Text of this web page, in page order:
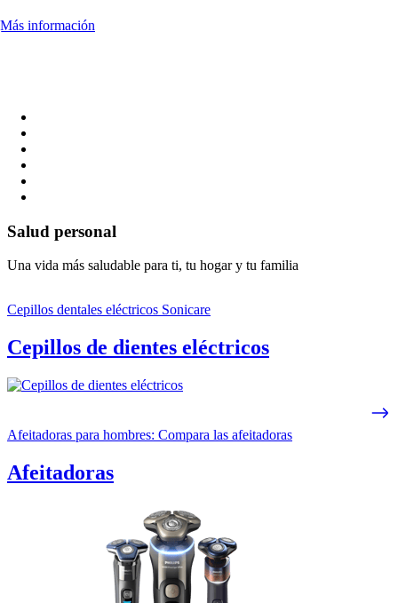
Más información
Salud personal
Una vida más saludable para ti, tu hogar y tu familia
Cepillos dentales eléctricos Sonicare
Cepillos de dientes eléctricos
Afeitadoras para hombres: Compara las afeitadoras
Afeitadoras